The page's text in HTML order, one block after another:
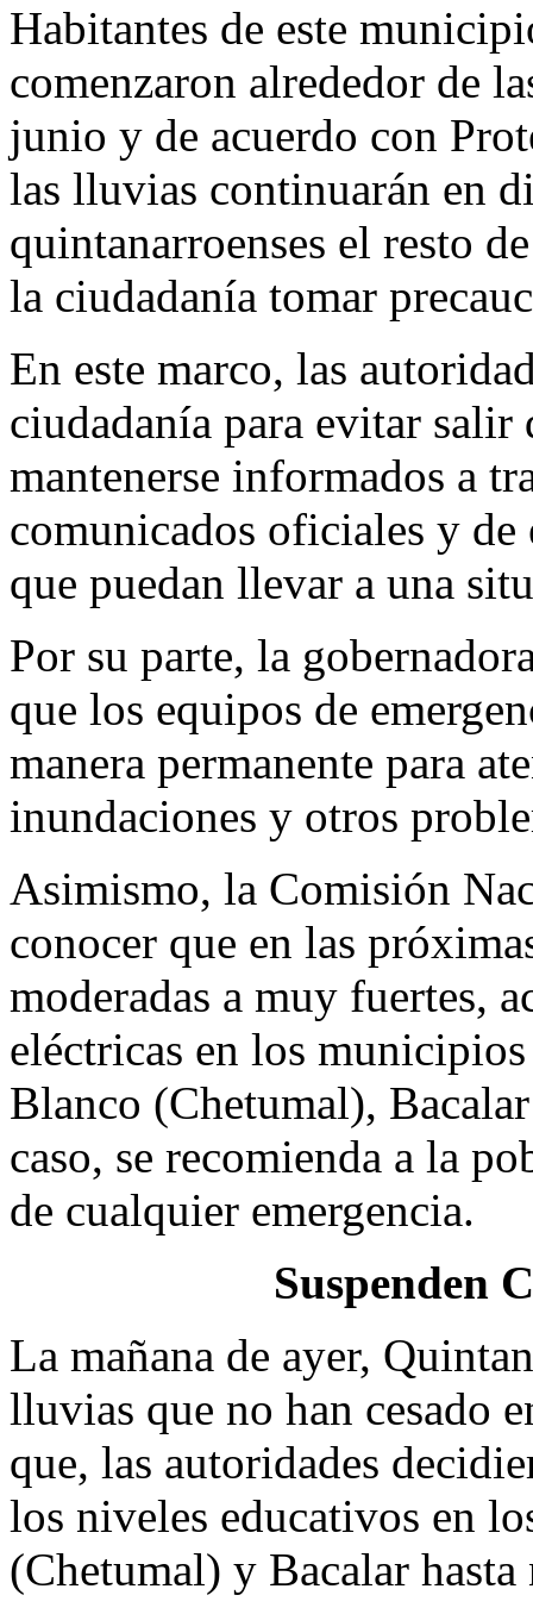
Habitantes de este
comenzaron alrededor de
junio y de acuerdo con
las lluvias continuarán en
quintanarroenses el resto
la ciudadanía tomar
En este marco, las
ciudadanía para evitar salir
mantenerse informados a
comunicados oficiales y de
que puedan llevar a una
Por su parte, la
que los equipos de
manera permanente para
inundaciones y otros
Asimismo, la Comisión
conocer que en las
moderadas a muy fuertes,
eléctricas en los
Blanco (Chetumal),
caso, se recomienda a la
de cualquier emergencia.
Suspenden
La mañana de ayer,
lluvias que no han cesado
que, las autoridades
los niveles educativos en
(Chetumal) y Bacalar